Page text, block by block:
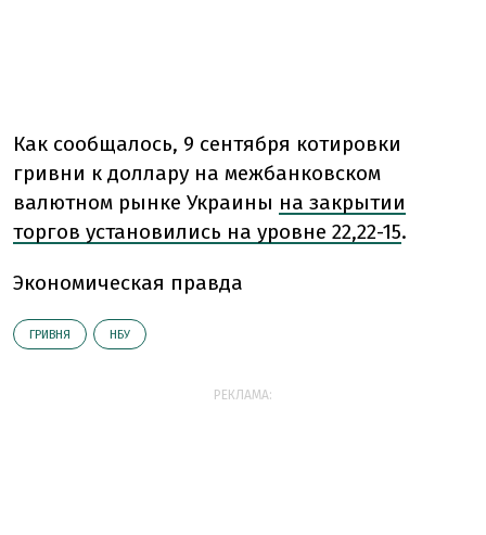
Как сообщалось, 9 сентября котировки
гривни к доллару на межбанковском
валютном рынке Украины на закрытии
торгов установились на уровне 22,22-15.
Экономическая правда
ГРИВНЯ НБУ
РЕКЛАМА: